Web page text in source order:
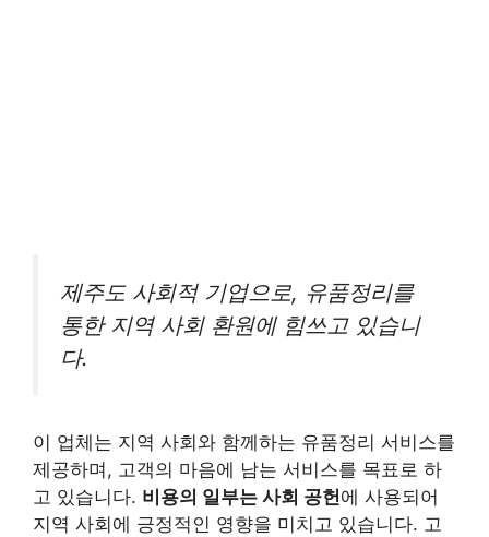
제주도 사회적 기업으로, 유품정리를
통한 지역 사회 환원에 힘쓰고 있습니
다.
이 업체는 지역 사회와 함께하는 유품정리 서비스를
제공하며, 고객의 마음에 남는 서비스를 목표로 하
고 있습니다. 비용의 일부는 사회 공헌에 사용되어
지역 사회에 긍정적인 영향을 미치고 있습니다. 고